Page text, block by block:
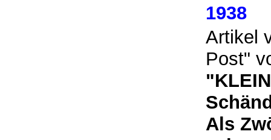
1938
Artikel
Post"
Als